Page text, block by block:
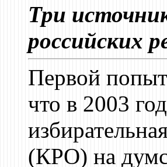
Три
российских
Первой
что в 2003
(КРО) на